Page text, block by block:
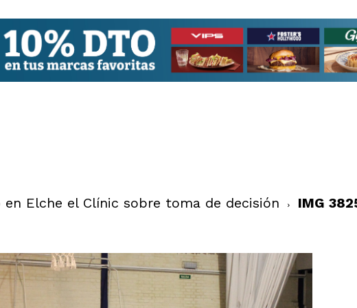
Elche el Clínic sobre toma de decisión IMG